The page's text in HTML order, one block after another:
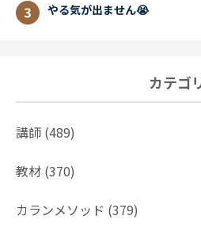
やる気が出ません😭
カテゴ
講師 (489)
教材 (370)
カランメソッド (379)